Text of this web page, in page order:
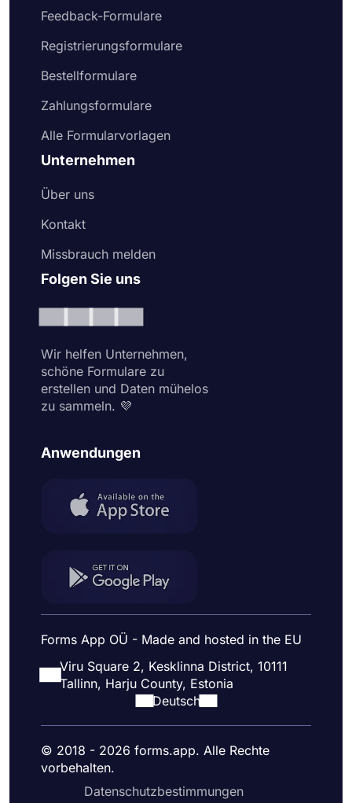
Feedback-Formulare
Registrierungsformulare
Bestellformulare
Zahlungsformulare
Alle Formularvorlagen
Unternehmen
Über uns
Kontakt
Missbrauch melden
Folgen Sie uns
Wir helfen Unternehmen,
schöne Formulare zu
erstellen und Daten mühelos
zu sammeln. 💜
Anwendungen
Forms App OÜ - Made and hosted in the EU
Viru Square 2, Kesklinna District, 10111
Tallinn, Harju County, Estonia
Deutsch
© 2018 - 2026 forms.app. Alle Rechte
vorbehalten.
Datenschutzbestimmungen